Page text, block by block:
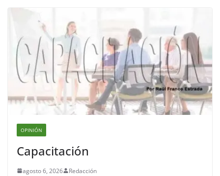
OPINIÓN
Capacitación
agosto 6, 2026 Redacción